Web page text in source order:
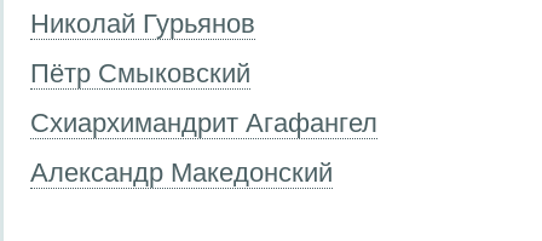
Николай Гурьянов
Пётр Смыковский
Схиархимандрит Агафангел
Александр Македонский